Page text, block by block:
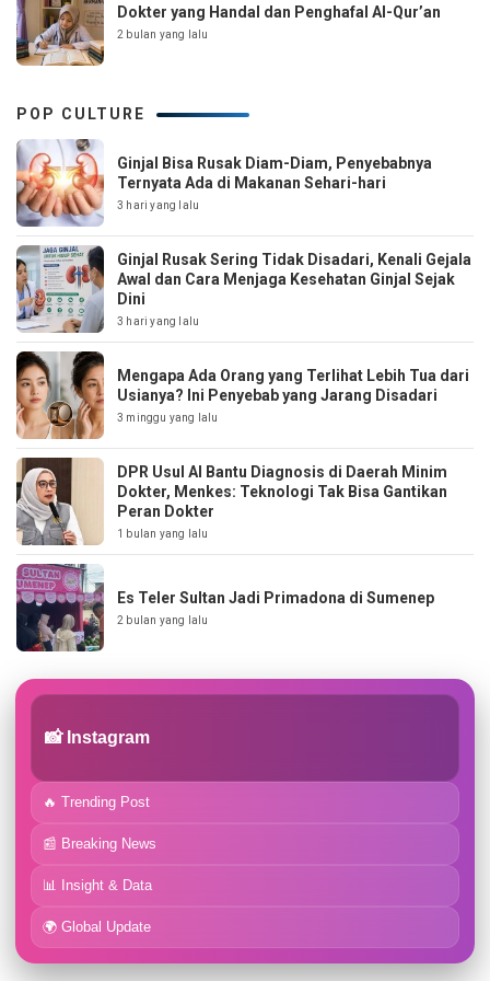
Dokter yang Handal dan Penghafal Al-Qur’an
2 bulan yang lalu
POP CULTURE
Ginjal Bisa Rusak Diam-Diam, Penyebabnya
Ternyata Ada di Makanan Sehari-hari
3 hari yang lalu
Ginjal Rusak Sering Tidak Disadari, Kenali Gejala
Awal dan Cara Menjaga Kesehatan Ginjal Sejak
Dini
3 hari yang lalu
Mengapa Ada Orang yang Terlihat Lebih Tua dari
Usianya? Ini Penyebab yang Jarang Disadari
3 minggu yang lalu
DPR Usul AI Bantu Diagnosis di Daerah Minim
Dokter, Menkes: Teknologi Tak Bisa Gantikan
Peran Dokter
1 bulan yang lalu
Es Teler Sultan Jadi Primadona di Sumenep
2 bulan yang lalu
📸 Instagram
🔥 Trending Post
📰 Breaking News
📊 Insight & Data
🌍 Global Update